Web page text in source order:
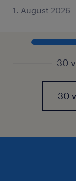
1. August 2026
30
30